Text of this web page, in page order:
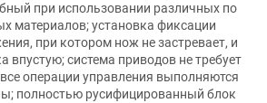
при использовании различных по
материалов; установка фиксации
при котором нож не застревает, и
впустую; система приводов не требует
операции управления выполняются
полностью русифицированный блок